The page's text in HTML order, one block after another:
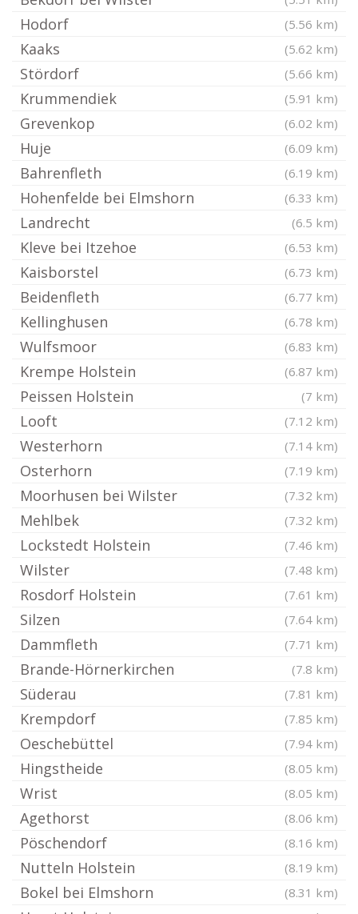
Hodorf (5.56 km)
Kaaks (5.62 km)
Stördorf (5.66 km)
Krummendiek (5.91 km)
Grevenkop (6.02 km)
Huje (6.09 km)
Bahrenfleth (6.19 km)
Hohenfelde bei Elmshorn (6.33 km)
Landrecht (6.5 km)
Kleve bei Itzehoe (6.53 km)
Kaisborstel (6.73 km)
Beidenfleth (6.77 km)
Kellinghusen (6.78 km)
Wulfsmoor (6.83 km)
Krempe Holstein (6.87 km)
Peissen Holstein (7 km)
Looft (7.12 km)
Westerhorn (7.14 km)
Osterhorn (7.19 km)
Moorhusen bei Wilster (7.32 km)
Mehlbek (7.32 km)
Lockstedt Holstein (7.46 km)
Wilster (7.48 km)
Rosdorf Holstein (7.61 km)
Silzen (7.64 km)
Dammfleth (7.71 km)
Brande-Hörnerkirchen (7.8 km)
Süderau (7.81 km)
Krempdorf (7.85 km)
Oeschebüttel (7.94 km)
Hingstheide (8.05 km)
Wrist (8.05 km)
Agethorst (8.06 km)
Pöschendorf (8.16 km)
Nutteln Holstein (8.19 km)
Bokel bei Elmshorn (8.31 km)